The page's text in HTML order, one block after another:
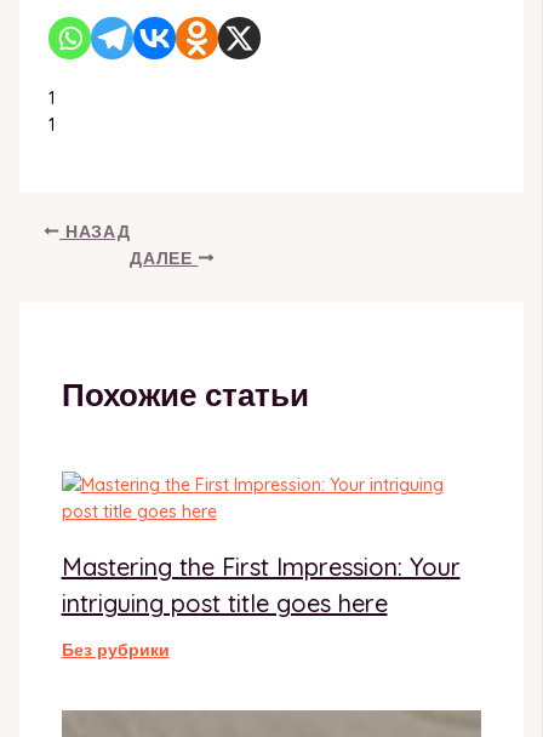
1
1
НАЗАД
ДАЛЕЕ
Похожие статьи
Mastering the First Impression: Your
intriguing post title goes here
Без рубрики